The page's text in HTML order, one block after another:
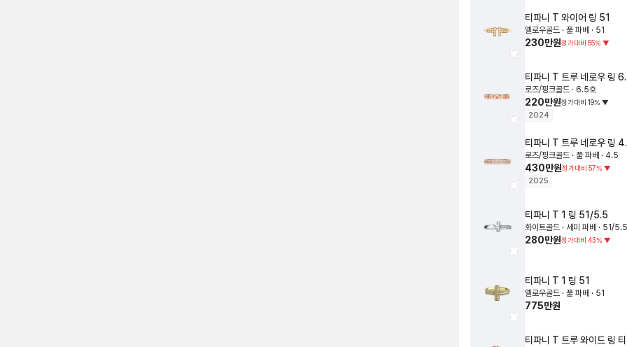
티파니 T 와이어 링 51
옐로우골드 · 풀 파베 · 51
230만원정가대비 55% ▼
티파니 T 트루 네로우 링
로즈/핑크골드 · 6.5호
220만원정가대비 19% ▼
2024
티파니 T 트루 네로우 링
로즈/핑크골드 · 풀 파베 · 4.5
430만원정가대비 57% ▼
2025
티파니 T 1 링 51/5.5
화이트골드 · 세미 파베 · 51/5.5
280만원정가대비 43% ▼
티파니 T 1 링 51
옐로우골드 · 풀 파베 · 51
775만원
티파니 T 트루 와이드 링